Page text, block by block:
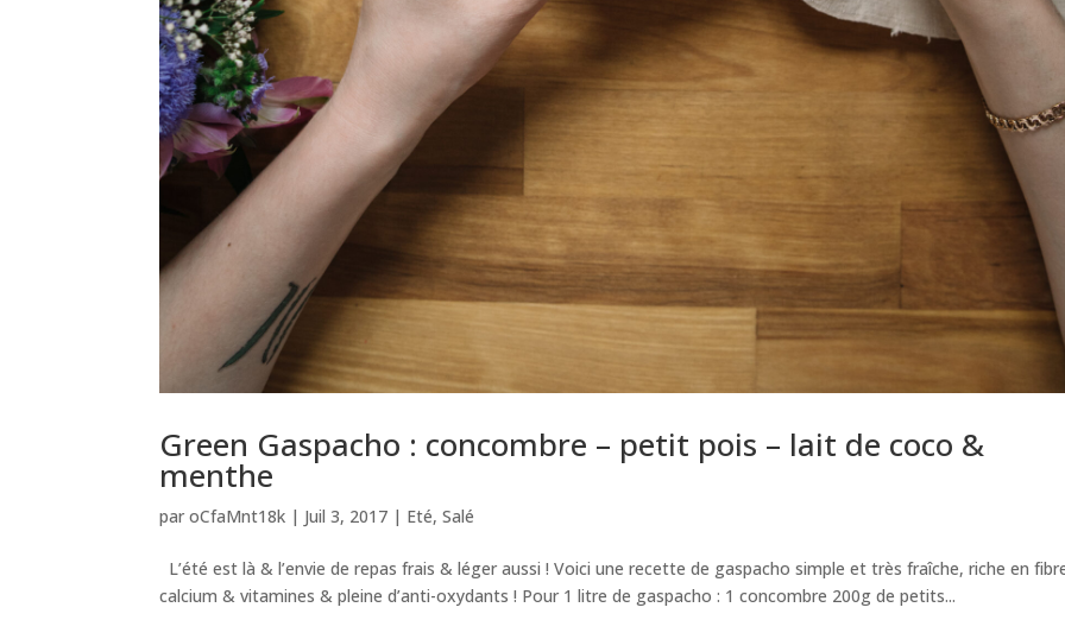
Green Gaspacho : concombre – petit pois – lait de coco &
menthe
paroCfaMnt18k | Juil 3, 2017 | Eté,Salé
L’été est là & l’envie de repas frais & léger aussi ! Voici une recette de gaspacho simple et très fraîche, riche en
calcium & vitamines & pleine d’anti-oxydants ! Pour 1 litre de gaspacho : 1 concombre 200g de petits...